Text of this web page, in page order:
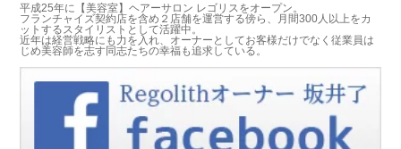
平成25年に【美容室】ヘアーサロン レゴリスをオープン。
フランチャイズ契約店を含め２店舗を運営する傍ら、月間300人以上をカ
ットするスタイリストとして活躍中。
近年は経営戦略にも力を入れ、オーナーとしてお客様だけでなく従業員は
じめ美容師を志す同志たちの幸福も追求している。